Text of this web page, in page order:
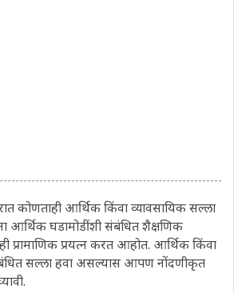
कोणताही आर्थिक किंवा व्यावसायिक सल्ला
आर्थिक घडामोडींशी संबंधित शैक्षणिक
प्रामाणिक प्रयत्न करत आहोत. आर्थिक किंवा
सल्ला हवा असल्यास आपण नोंदणीकृत